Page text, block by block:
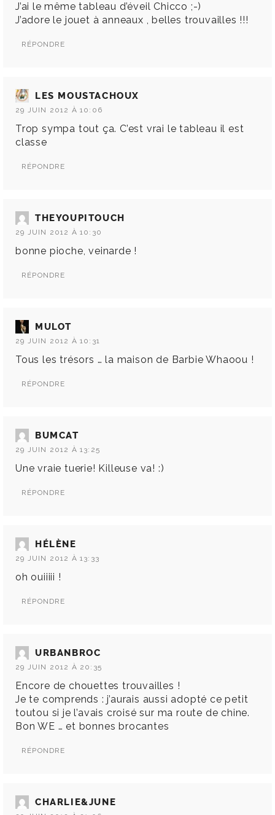
J’ai le même tableau d’éveil Chicco ;-)
J’adore le jouet à anneaux , belles trouvailles !!!
RÉPONDRE
LES MOUSTACHOUX
29 JUIN 2012 À 10:06
Trop sympa tout ça. C’est vrai le tableau il est
classe
RÉPONDRE
THEYOUPITOUCH
29 JUIN 2012 À 10:30
bonne pioche, veinarde !
RÉPONDRE
MULOT
29 JUIN 2012 À 10:31
Tous les trésors … la maison de Barbie Whaoou !
RÉPONDRE
BUMCAT
29 JUIN 2012 À 13:25
Une vraie tuerie! Killeuse va! :)
RÉPONDRE
HÉLÈNE
29 JUIN 2012 À 13:33
oh ouiiiii !
RÉPONDRE
URBANBROC
29 JUIN 2012 À 20:35
Encore de chouettes trouvailles !
Je te comprends : j’aurais aussi adopté ce petit
toutou si je l’avais croisé sur ma route de chine.
Bon WE … et bonnes brocantes
RÉPONDRE
CHARLIE&JUNE